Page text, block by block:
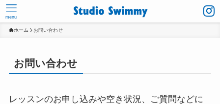
menu
ホーム お問い合わせ
お問い合わせ
レッスンのお申し込みや空き状況、ご質問などに